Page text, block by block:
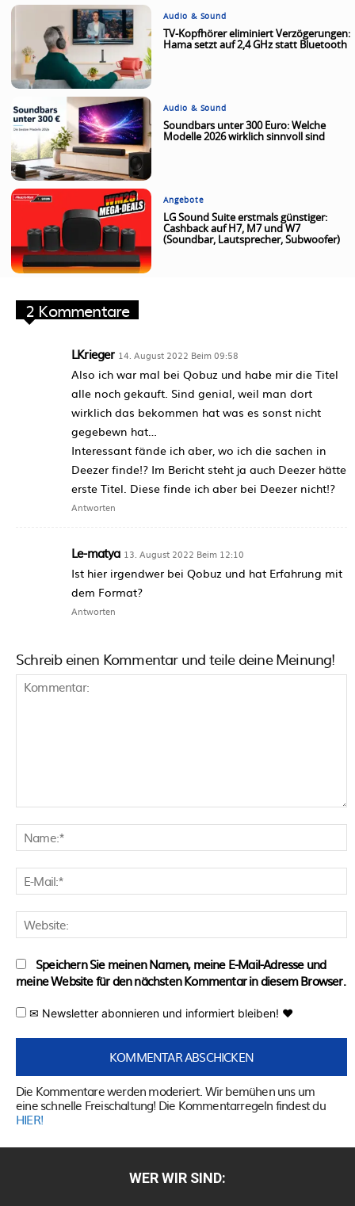
Audio & Sound
TV-Kopfhörer eliminiert Verzögerungen:
Hama setzt auf 2,4 GHz statt Bluetooth
Audio & Sound
Soundbars unter 300 Euro: Welche
Modelle 2026 wirklich sinnvoll sind
Angebote
LG Sound Suite erstmals günstiger:
Cashback auf H7, M7 und W7
(Soundbar, Lautsprecher, Subwoofer)
2 Kommentare
LKrieger 14. August 2022 Beim 09:58
Also ich war mal bei Qobuz und habe mir die Titel
alle noch gekauft. Sind genial, weil man dort
wirklich das bekommen hat was es sonst nicht
gegebewn hat…
Interessant fände ich aber, wo ich die sachen in
Deezer finde!? Im Bericht steht ja auch Deezer hätte
erste Titel. Diese finde ich aber bei Deezer nicht!?
Antworten
Le-matya 13. August 2022 Beim 12:10
Ist hier irgendwer bei Qobuz und hat Erfahrung mit
dem Format?
Antworten
Schreib einen Kommentar und teile deine Meinung!
Speichern Sie meinen Namen, meine E-Mail-Adresse und
meine Website für den nächsten Kommentar in diesem Browser.
✉ Newsletter abonnieren und informiert bleiben! ♥
Die Kommentare werden moderiert. Wir bemühen uns um
eine schnelle Freischaltung! Die Kommentarregeln findest du
HIER!
WER WIR SIND: